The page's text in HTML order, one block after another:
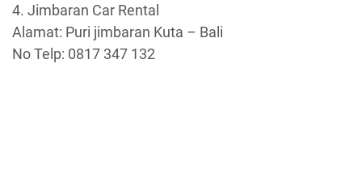
4. Jimbaran Car Rental
Alamat: Puri jimbaran Kuta – Bali
No Telp: 0817 347 132